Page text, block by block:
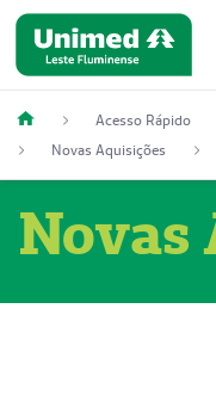
Acesso Rápido
Novas Aquisições
Novas